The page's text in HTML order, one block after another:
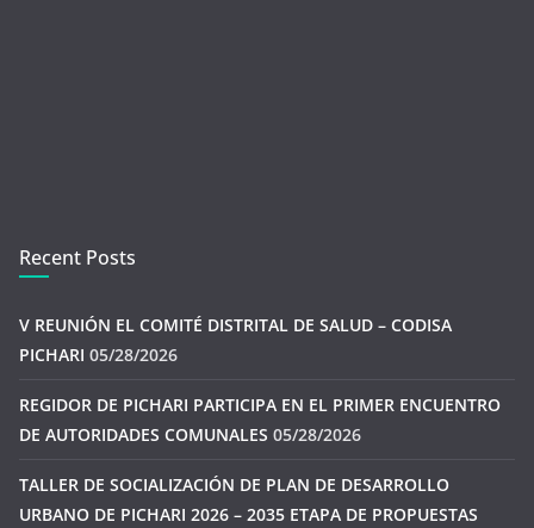
Recent Posts
V REUNIÓN EL COMITÉ DISTRITAL DE SALUD – CODISA
PICHARI 05/28/2026
REGIDOR DE PICHARI PARTICIPA EN EL PRIMER ENCUENTRO
DE AUTORIDADES COMUNALES 05/28/2026
TALLER DE SOCIALIZACIÓN DE PLAN DE DESARROLLO
URBANO DE PICHARI 2026 – 2035 ETAPA DE PROPUESTAS